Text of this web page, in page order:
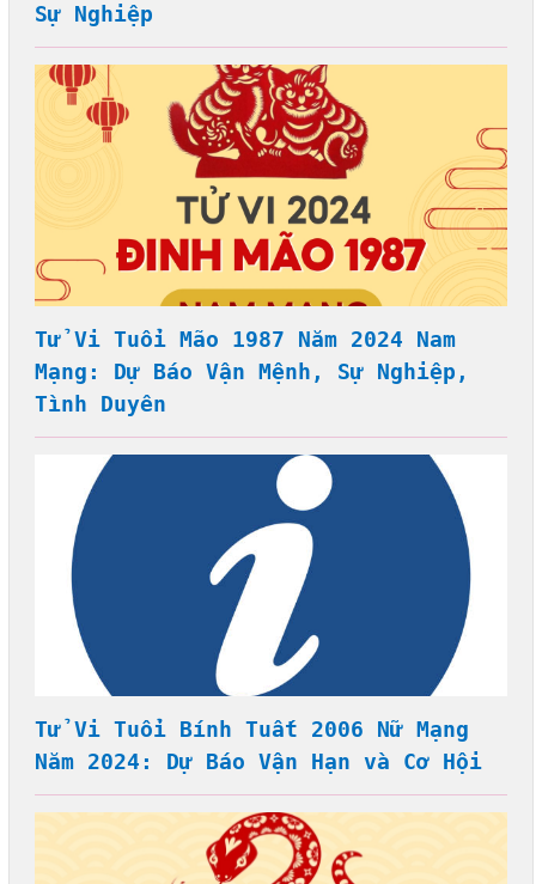
Sự Nghiệp
Tử Vi Tuổi Mão 1987 Năm 2024 Nam
Mạng: Dự Báo Vận Mệnh, Sự Nghiệp,
Tình Duyên
Tử Vi Tuổi Bính Tuất 2006 Nữ Mạng
Năm 2024: Dự Báo Vận Hạn và Cơ Hội